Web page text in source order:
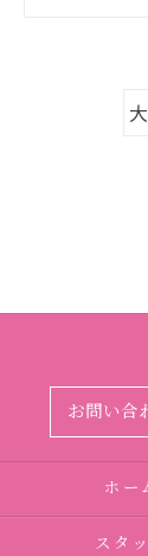
お問い合
ホー
スタ